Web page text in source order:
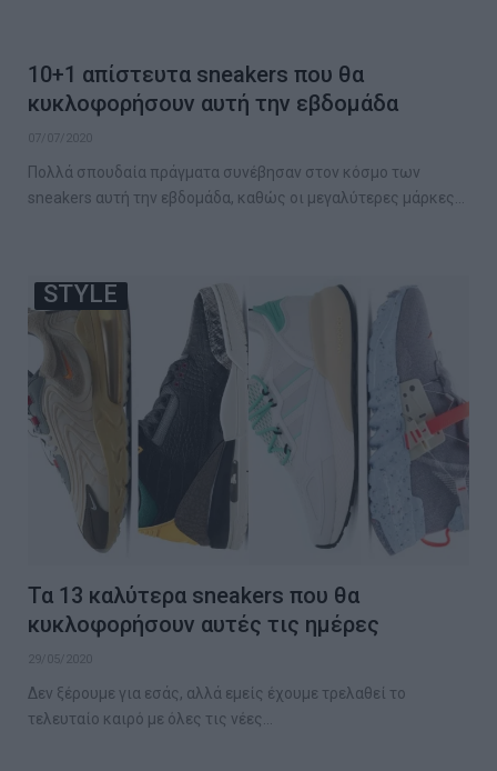
10+1 απίστευτα sneakers που θα
κυκλοφορήσουν αυτή την εβδομάδα
07/07/2020
Πολλά σπουδαία πράγματα συνέβησαν στον κόσμο των
sneakers αυτή την εβδομάδα, καθώς οι μεγαλύτερες μάρκες…
STYLE
Τα 13 καλύτερα sneakers που θα
κυκλοφορήσουν αυτές τις ημέρες
29/05/2020
Δεν ξέρουμε για εσάς, αλλά εμείς έχουμε τρελαθεί το
τελευταίο καιρό με όλες τις νέες…